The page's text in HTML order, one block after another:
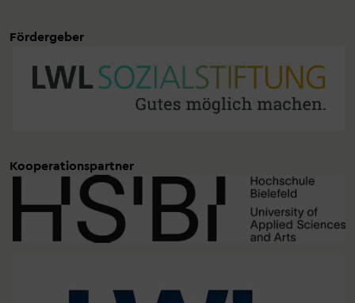
Fördergeber
Kooperationspartner